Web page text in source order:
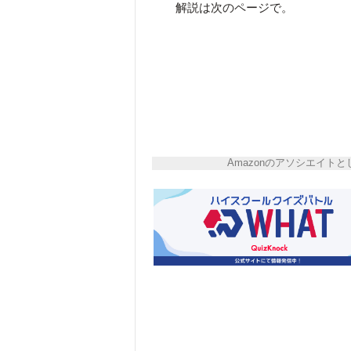
解説は次のページで。
Amazonのアソシエイトと